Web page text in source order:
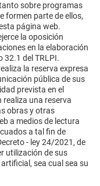
sobre programas
formen parte de ellos,
página web.
la oposición
en la elaboración
32.1 del TRLPI.
la reserva expresa
pública de sus
prevista en el
realiza una reserva
obras y otras
a medios de lectura
a tal fin de
- ley 24/2021, de
utilización de sus
sea cual sea su